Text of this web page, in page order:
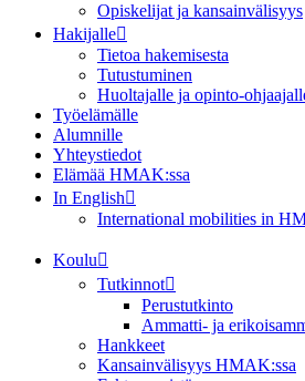
Opiskelijat ja kansainvälisyys
Hakijalle
Tietoa hakemisesta
Tutustuminen
Huoltajalle ja opinto-
Työelämälle
Alumnille
Yhteystiedot
Elämää HMAK:ssa
In English
International mobilities in
Koulu
Tutkinnot
Perustutkinto
Ammatti- ja
Hankkeet
Kansainvälisyys HMAK:ssa